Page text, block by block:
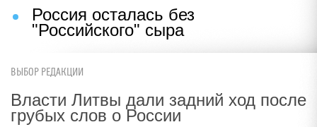
Россия осталась без
"Российского" сыра
ВЫБОР РЕДАКЦИИ
Власти Литвы дали задний ход после
грубых слов о России